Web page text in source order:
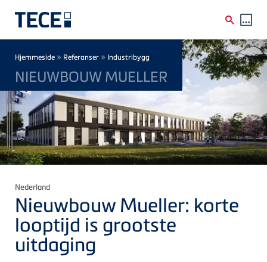
Breadcrumb
Hjemmeside » Referanser » Industribygg
NIEUWBOUW MUELLER
Nederland
Nieuwbouw Mueller: korte
looptijd is grootste
uitdaging